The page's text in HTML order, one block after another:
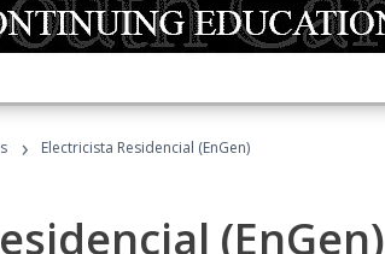
› Electricista Residencial (EnGen)
(EnGen)